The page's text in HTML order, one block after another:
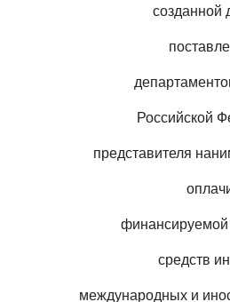
созданной
Российской
представителя
финансируемой
средств
международных и